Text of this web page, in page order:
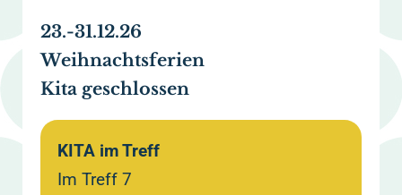
23.-31.12.26
Weihnachtsferien
Kita geschlossen
KITA im Treff
Im Treff 7